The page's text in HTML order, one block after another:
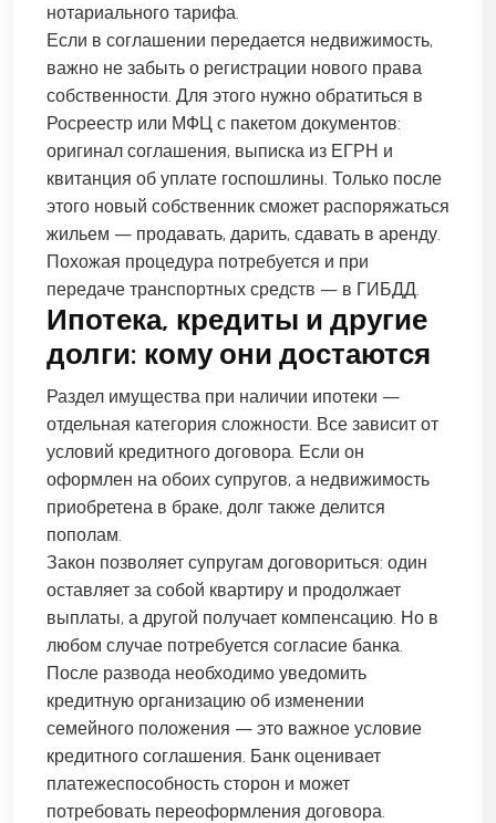
нотариального тарифа.
Если в соглашении передается недвижимость,
важно не забыть о регистрации нового права
собственности. Для этого нужно обратиться в
Росреестр или МФЦ с пакетом документов:
оригинал соглашения, выписка из ЕГРН и
квитанция об уплате госпошлины. Только после
этого новый собственник сможет распоряжаться
жильем — продавать, дарить, сдавать в аренду.
Похожая процедура потребуется и при
передаче транспортных средств — в ГИБДД.
Ипотека, кредиты и другие
долги: кому они достаются
Раздел имущества при наличии ипотеки —
отдельная категория сложности. Все зависит от
условий кредитного договора. Если он
оформлен на обоих супругов, а недвижимость
приобретена в браке, долг также делится
пополам.
Закон позволяет супругам договориться: один
оставляет за собой квартиру и продолжает
выплаты, а другой получает компенсацию. Но в
любом случае потребуется согласие банка.
После развода необходимо уведомить
кредитную организацию об изменении
семейного положения — это важное условие
кредитного соглашения. Банк оценивает
платежеспособность сторон и может
потребовать переоформления договора.